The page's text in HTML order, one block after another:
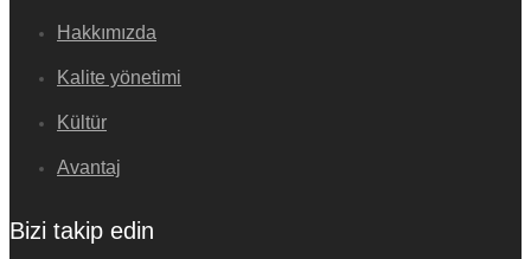
Hakkımızda
Kalite yönetimi
Kültür
Avantaj
Bizi takip edin